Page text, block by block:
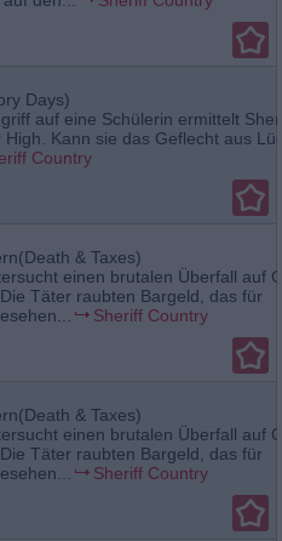
Days)
auf eine Schülerin ermittelt
Kann sie das Geflecht aus
Country
& Taxes)
einen brutalen Überfall auf
Täter raubten Bargeld, das für
Sheriff Country
& Taxes)
einen brutalen Überfall auf
Täter raubten Bargeld, das für
Sheriff Country